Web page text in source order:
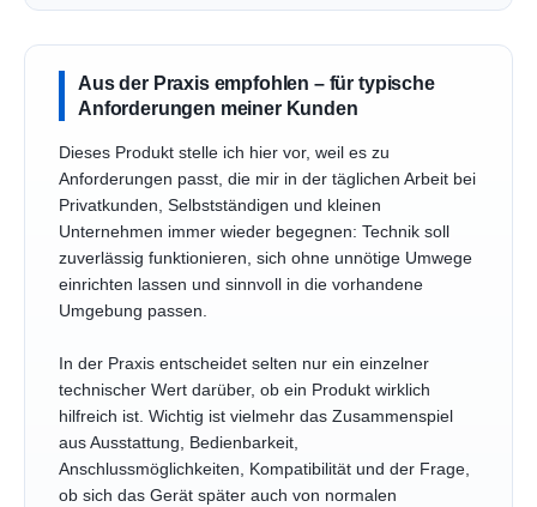
Aus der Praxis empfohlen – für typische
Anforderungen meiner Kunden
Dieses Produkt stelle ich hier vor, weil es zu
Anforderungen passt, die mir in der täglichen Arbeit bei
Privatkunden, Selbstständigen und kleinen
Unternehmen immer wieder begegnen: Technik soll
zuverlässig funktionieren, sich ohne unnötige Umwege
einrichten lassen und sinnvoll in die vorhandene
Umgebung passen.
In der Praxis entscheidet selten nur ein einzelner
technischer Wert darüber, ob ein Produkt wirklich
hilfreich ist. Wichtig ist vielmehr das Zusammenspiel
aus Ausstattung, Bedienbarkeit,
Anschlussmöglichkeiten, Kompatibilität und der Frage,
ob sich das Gerät später auch von normalen